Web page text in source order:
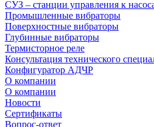
СУЗ – станции управления к
Промышленные вибраторы
Поверхностные вибраторы
Глубинные вибраторы
Термисторное реле
Консультация технического
Конфигуратор АДЧР
О компании
О компании
Новости
Сертификаты
Вопрос-ответ